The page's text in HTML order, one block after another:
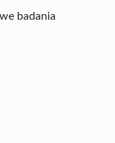
badania